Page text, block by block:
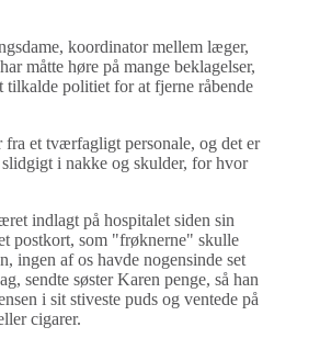
koordinator mellem læger,
måtte høre på mange beklagelser,
tilkalde politiet for at fjerne råbende
et tværfagligt personale, og det er
i nakke og skulder, for hvor
indlagt på hospitalet siden sin
postkort, som "frøknerne" skulle
ingen af os havde nogensinde set
sendte søster Karen penge, så han
i sit stiveste puds og ventede på
cigarer.